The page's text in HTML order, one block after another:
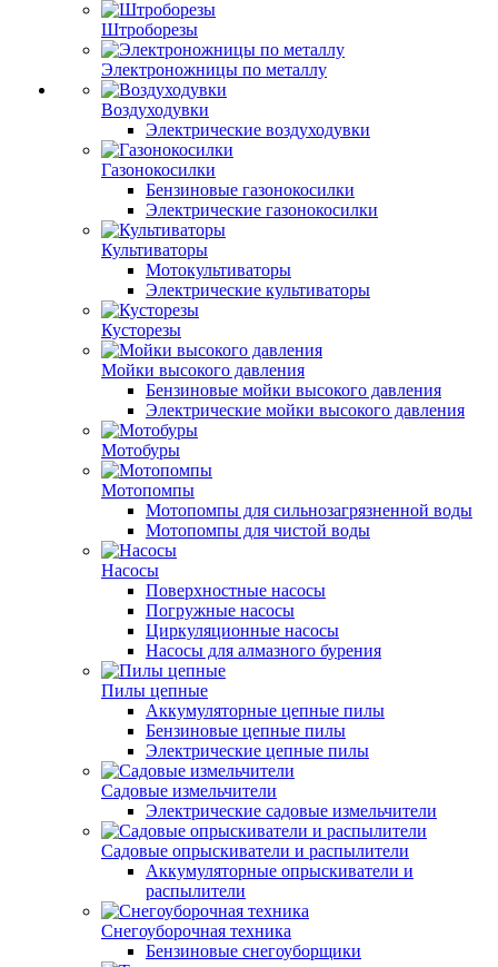
Штроборезы
Электроножницы по металлу
Воздуходувки
Электрические воздуходувки
Газонокосилки
Бензиновые газонокосилки
Электрические газонокосилки
Культиваторы
Мотокультиваторы
Электрические культиваторы
Кусторезы
Мойки высокого давления
Бензиновые мойки высокого давления
Электрические мойки высокого давления
Мотобуры
Мотопомпы
Мотопомпы для сильнозагрязненной воды
Мотопомпы для чистой воды
Насосы
Поверхностные насосы
Погружные насосы
Циркуляционные насосы
Насосы для алмазного бурения
Пилы цепные
Аккумуляторные цепные пилы
Бензиновые цепные пилы
Электрические цепные пилы
Садовые измельчители
Электрические садовые измельчители
Садовые опрыскиватели и распылители
Аккумуляторные опрыскиватели и
распылители
Снегоуборочная техника
Бензиновые снегоуборщики